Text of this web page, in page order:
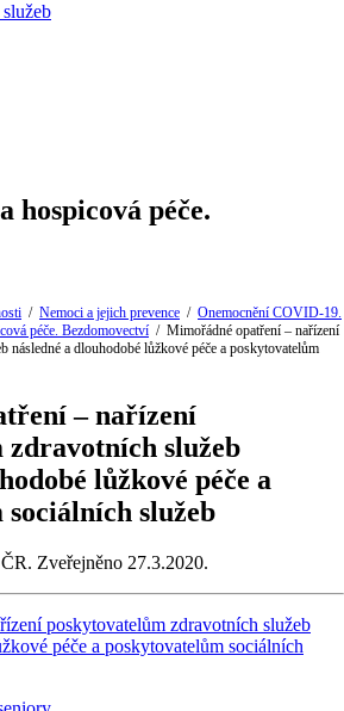
hospicová péče.
/ Nemoci a jejich prevence / Onemocnění COVID-19.
péče. Bezdomovectví / Mimořádné opatření – nařízení
následné a dlouhodobé lůžkové péče a poskytovatelům
– nařízení
zdravotních služeb
lůžkové péče a
služeb
Zveřejněno 27.3.2020.
poskytovatelům zdravotních služeb
péče a poskytovatelům sociálních